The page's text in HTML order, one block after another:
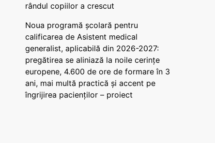
rândul copiilor a crescut
Noua programă școlară pentru
calificarea de Asistent medical
generalist, aplicabilă din 2026-2027:
pregătirea se aliniază la noile cerințe
europene, 4.600 de ore de formare în 3
ani, mai multă practică și accent pe
îngrijirea pacienților – proiect